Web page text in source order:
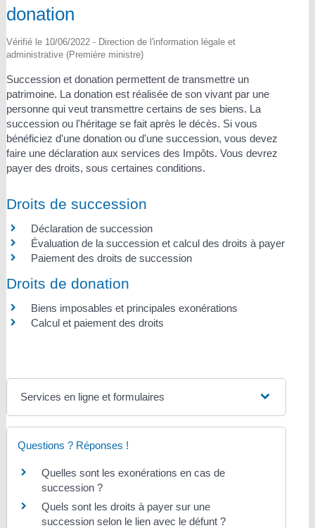
donation
Vérifié le 10/06/2022 - Direction de l'information légale et
administrative (Première ministre)
Succession et donation permettent de transmettre un
patrimoine. La donation est réalisée de son vivant par une
personne qui veut transmettre certains de ses biens. La
succession ou l'héritage se fait après le décès. Si vous
bénéficiez d'une donation ou d'une succession, vous devez
faire une déclaration aux services des Impôts. Vous devrez
payer des droits, sous certaines conditions.
Droits de succession
Déclaration de succession
Évaluation de la succession et calcul des droits à payer
Paiement des droits de succession
Droits de donation
Biens imposables et principales exonérations
Calcul et paiement des droits
Services en ligne et formulaires
Questions ? Réponses !
Quelles sont les exonérations en cas de
succession ?
Quels sont les droits à payer sur une
succession selon le lien avec le défunt ?